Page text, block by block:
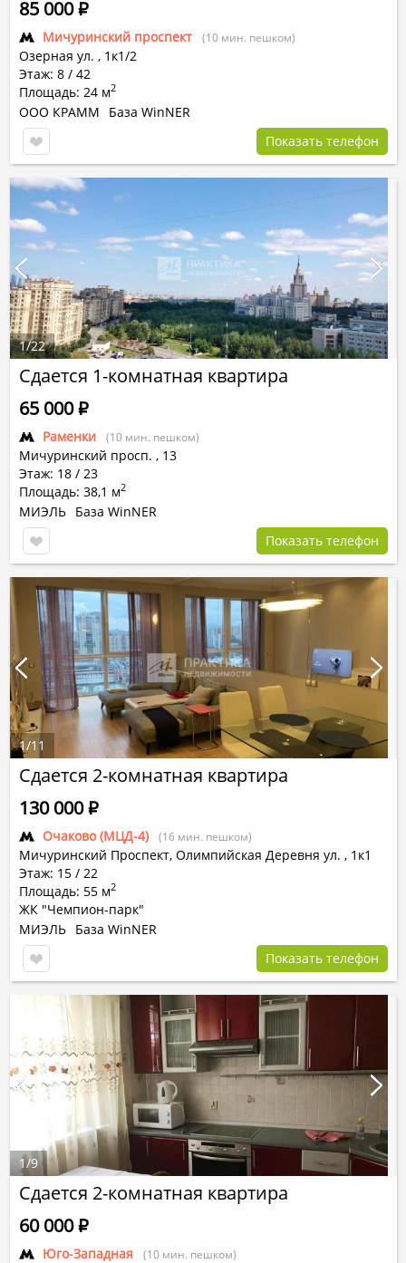
Мичуринский проспект (10 мин. пешком)
Озерная ул. , 1к1/2
Этаж: 8 / 42
Площадь: 24 м2
85 000Р
ООО КРАММ
База WinNER
Показать телефон
Сдается 1-комнатная квартира
Раменки (10 мин. пешком)
Мичуринский просп. , 13
Этаж: 18 / 23
Площадь: 38,1 м2
65 000Р
МИЭЛЬ База WinNER
Показать телефон
1/22
Сдается 2-комнатная квартира
Очаково (МЦД-4) (16 мин. пешком)
Мичуринский Проспект, Олимпийская Деревня ул. , 1к1
Этаж: 15 / 22
Площадь: 55 м2
ЖК "Чемпион-парк"
130 000Р
МИЭЛЬ База WinNER
Показать телефон
1/11
Сдается 2-комнатная квартира
Юго-Западная (10 мин. пешком)
60 000Р
1/9